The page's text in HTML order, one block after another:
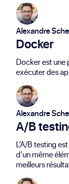
Alexandre
Docker
Docker est une
exécuter des
Alexandre
A/B
L’A/B testing
d’un même
meilleurs